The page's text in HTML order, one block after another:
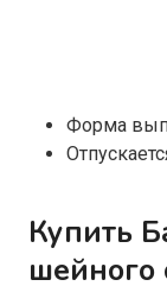
Форма
Купить
шейного